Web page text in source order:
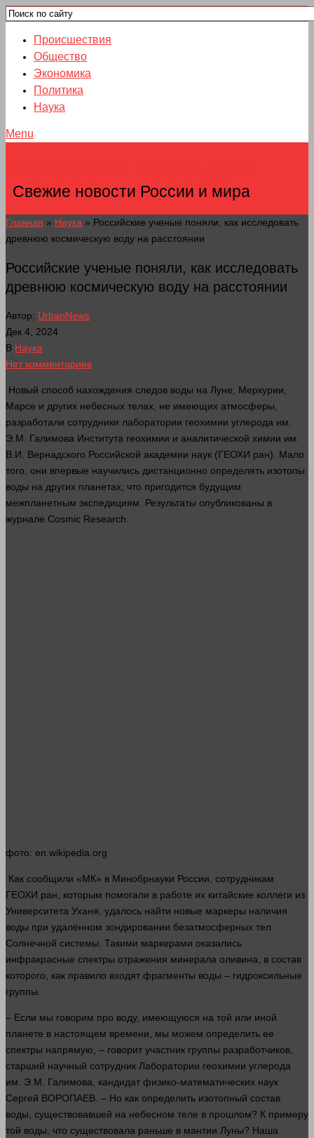
Происшествия
Общество
Экономика
Политика
Наука
Menu
Свежие новости России и мира
Главная » Наука » Российские ученые поняли, как исследовать
древнюю космическую воду на расстоянии
Российские ученые поняли, как исследовать
древнюю космическую воду на расстоянии
Автор: UrbanNews
Дек 4, 2024
В Наука
Нет комментариев
Новый способ нахождения следов воды на Луне, Меркурии,
Марсе и других небесных телах, не имеющих атмосферы,
разработали сотрудники лаборатории геохимии углерода им.
Э.М. Галимова Института геохимии и аналитической химии им.
В.И. Вернадского Российской академии наук (ГЕОХИ ран). Мало
того, они впервые научились дистанционно определять изотопы
воды на других планетах, что пригодится будущим
межпланетным экспедициям. Результаты опубликованы в
журнале Cosmic Research.
фото: en.wikipedia.org
Как сообщили «МК» в Минобрнауки России, сотрудникам
ГЕОХИ ран , которым помогали в работе их китайские коллеги из
Университета Уханя, удалось найти новые маркеры наличия
воды при удалённом зондировании безатмосферных тел
Солнечной системы . Такими маркерами оказались
инфракрасные спектры отражения минерала оливина, в состав
которого, как правило входят фрагменты воды – гидроксильные
группы.
– Если мы говорим про воду, имеющуюся на той или иной
планете в настоящем времени , мы можем определить ее
спектры напрямую, – говорит участник группы разработчиков,
старший научный сотрудник Лаборатории геохимии углерода
им. Э.М. Галимова, кандидат физико-математических наук
Сергей ВОРОПАЕВ. – Но как определить изотопный состав
воды , существовавшей на небесном теле в прошлом? К примеру
той воды , что существовала раньше в мантии Луны? Наша